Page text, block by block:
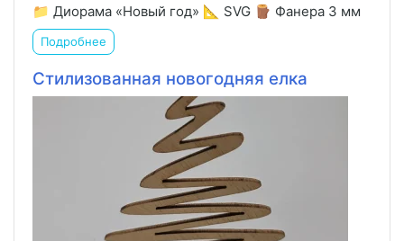
📁 Диорама «Новый год» 📐 SVG 🪵 Фанера 3 мм
Подробнее
Стилизованная новогодняя елка